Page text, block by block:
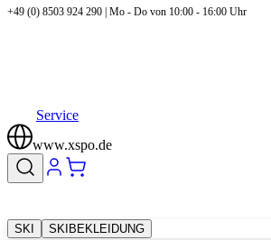
+49 (0) 8503 924 290 | Mo - Do von 10:00 - 16:00 Uhr
Service
www.xspo.de
SKI SKIBEKLEIDUNG